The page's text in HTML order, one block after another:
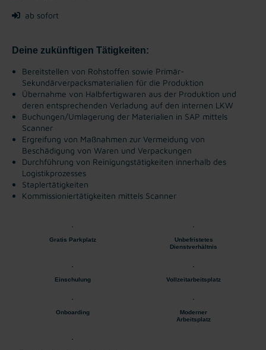
ab sofort
Deine zukünftigen Tätigkeiten:
Bereitstellen von Rohstoffen sowie Primär-
Sekundärverpacksmaterialien für die Produktion
Übernahme von Halbfertigwaren aus der Produktion und
deren entsprechenden Verladung auf den internen LKW
Buchungen/Umlagerung der Materialien in SAP mittels
Scanner
Ergreifung von Maßnahmen zur Vermeidung von
Beschädigung von Waren und Verpackungen
Durchführung von Reinigungstätigkeiten innerhalb des
Logistikprozesses
Staplertätigkeiten
Kommissioniertätigkeiten mittels Scanner
Gratis Parkplatz
Unbefristetes
Dienstverhältnis
Einschulung Vollzeitarbeitsplatz
Onboarding
Moderner
Arbeitsplatz